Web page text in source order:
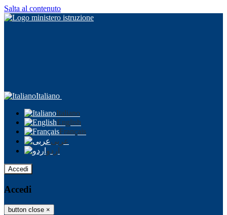
Salta al contenuto
Italiano
Italiano
English
Français
عربى
اردو
Accedi
Accedi
button close ×